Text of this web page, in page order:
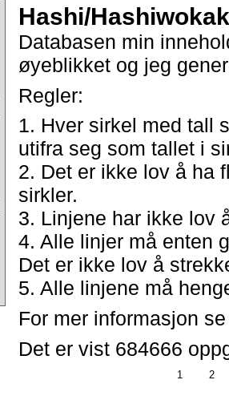
Hashi/
Databasen min
øyeblikket og jeg
Regler:
1. Hver sirkel med tall
utifra seg som tallet i
2. Det er ikke lov å ha
sirkler.
3. Linjene har ikke lov
4. Alle linjer må enten
Det er ikke lov å
5. Alle linjene må
For mer informasjon
Det er vist 684666
1 2